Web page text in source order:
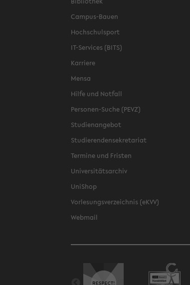
Campus-Bauen
Hochschulsport
IT-Services (BITS)
Karriere
Mensa
Hilfe und Notfall
Personen-Suche (PEVZ)
Studienangebot
Studierendensekretariat
Termine und Fristen
Universitätsarchiv
UniShop
Vorlesungsverzeichnis (eKVV)
Webmail